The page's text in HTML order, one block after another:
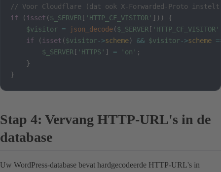
// Voor Cloudflare (dat ook X-Forwarded-Proto
if
( isset ($_SERVER [ 'HTTP_CF_VISITOR' ] ) )
{
$visitor = json_decode($_SERVER [ 'HTTP_CF_VISITOR'
if
( isset ($visitor->scheme) && $visitor->scheme
$_SERVER [ 'HTTPS' ] = 'on' ;
}
}
Stap 4: Vervang HTTP-URL's in de
database
Uw WordPress-database bevat hardgecodeerde HTTP-URL's in